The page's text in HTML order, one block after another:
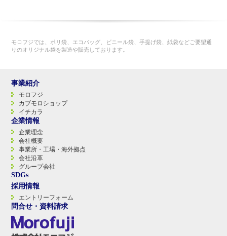
モロフジでは、ポリ袋、エコバッグ、ビニール袋、手提げ袋、紙袋などご要望通
りのオリジナル袋を製造や販売しております。
事業紹介
モロフジ
カブモロショップ
イチカラ
企業情報
企業理念
会社概要
事業所・工場・海外拠点
会社沿革
グループ会社
SDGs
採用情報
エントリーフォーム
問合せ・資料請求